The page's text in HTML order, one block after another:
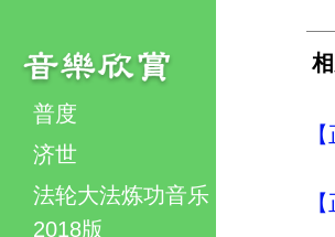
普度
济世
法轮大法炼功音乐
2018版